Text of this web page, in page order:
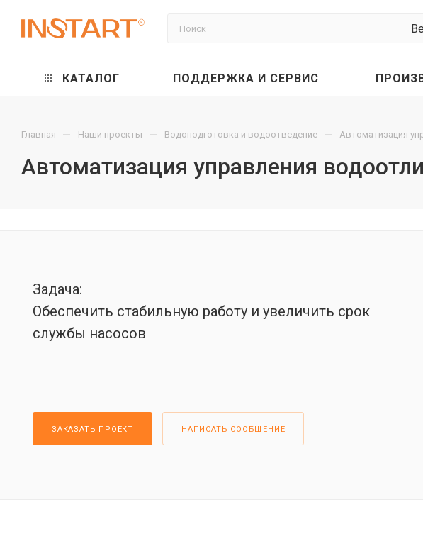
КАТАЛОГ ПОДДЕРЖКА И СЕРВИС
Главная — Наши проекты — Водоподготовка и водоотведение — Автоматизация
Автоматизация управления
Задача:
Обеспечить стабильную работу и увеличить срок
службы насосов
ЗАКАЗАТЬ ПРОЕКТ НАПИСАТЬ СООБЩЕНИЕ